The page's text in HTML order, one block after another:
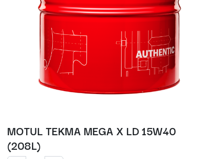
MOTUL TEKMA MEGA X LD 15W40
(208L)